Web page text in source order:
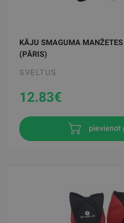
KĀJU SMAGUMA MANŽETES
(PĀRIS)
SVELTUS
12.83€
pievienot